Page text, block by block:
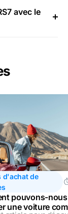
avec le
d'achat de
pouvons-nous
une voiture